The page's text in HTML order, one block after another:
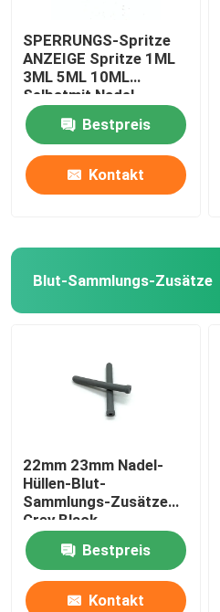
SPERRUNGS-Spritze
ANZEIGE Spritze 1ML
3ML 5ML 10ML
Selbstmit Nadel
Bestpreis
Kontakt
Blut-Sammlungs-Zusätze
22mm 23mm Nadel-
Hüllen-Blut-
Sammlungs-Zusätze
Grey Black
Bestpreis
Kontakt